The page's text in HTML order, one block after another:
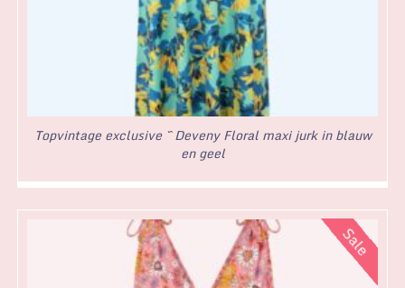
Topvintage exclusive ~ Deveny Floral maxi jurk in blauw
en geel